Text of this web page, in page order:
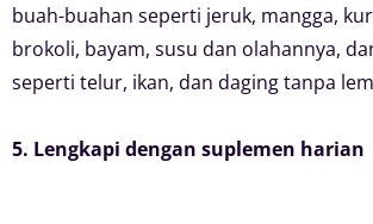
buah-buahan seperti jeruk, mangga,
brokoli, bayam, susu dan olahannya,
seperti telur, ikan, dan daging tanpa
5. Lengkapi dengan suplemen harian